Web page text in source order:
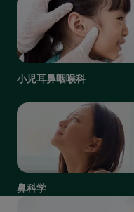
小児耳鼻咽喉科
鼻科学